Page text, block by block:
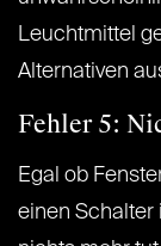
Leuchtmittel
Alternativen
Fehler 5:
Egal ob
einen Schalter